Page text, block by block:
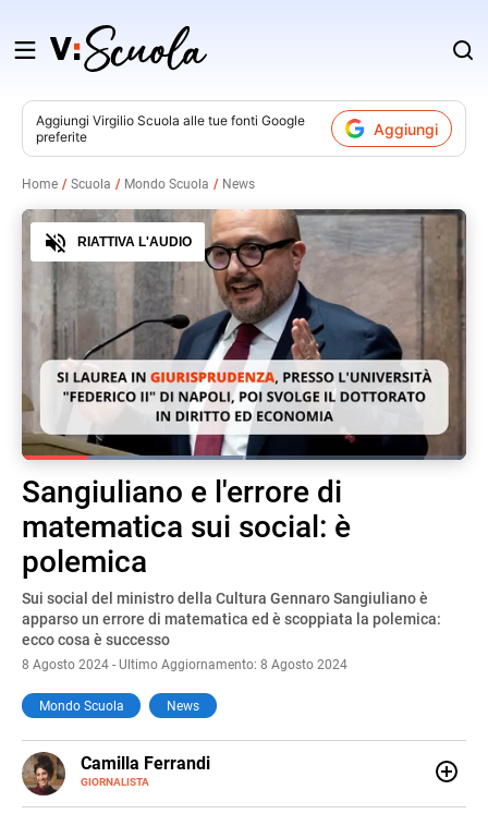
Salta
contenuto
Aggiungi Virgilio Scuola alle tue fonti Google
preferite
Aggiungi
Home Scuola Mondo Scuola News
Pause Unmute
Loaded:49.71%
Audio
RIATTIVA L'AUDIO
Sangiuliano e l'errore di
matematica sui social: è
polemica
Sui social del ministro della Cultura Gennaro Sangiuliano è
apparso un errore di matematica ed è scoppiata la polemica:
ecco cosa è successo
8 Agosto 2024 - Ultimo Aggiornamento: 8 Agosto 2024
Mondo Scuola News
Camilla Ferrandi
GIORNALISTA
E-
MAIL
LINKEDIN